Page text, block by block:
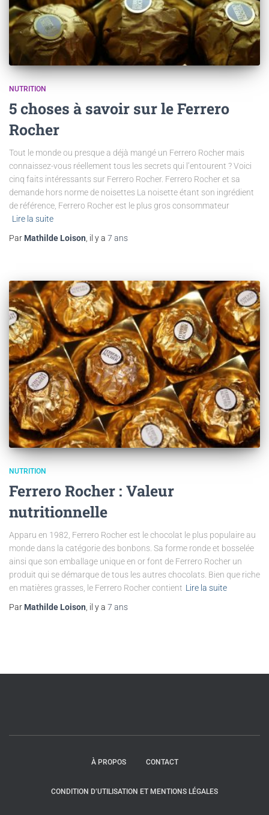
NUTRITION
5 choses à savoir sur le Ferrero
Rocher
Tout le monde ou presque a déjà mangé un Ferrero Rocher mais
connaissez-vous réellement tous les secrets qui l’entourent ? Voici
cinq faits intéressants sur Ferrero Rocher. Ferrero Rocher et sa
demande hors norme de noisettes La noisette étant son ingrédient
de référence, Ferrero Rocher est le plus gros consommateur
Lire la suite
Par Mathilde Loison , il y a 7 ans
NUTRITION
Ferrero Rocher : Valeur
nutritionnelle
Apparu en 1982, Ferrero Rocher est le chocolat le plus populaire au
monde dans la catégorie des bonbons. Sa forme ronde et bosselée
ainsi que son emballage unique en or font de Ferrero Rocher un
produit qui se démarque de tous les autres chocolats. Bien que riche
en matières grasses, le Ferrero Rocher contient Lire la suite
Par Mathilde Loison, il y a 7 ans
À PROPOS CONTACT
CONDITION D’UTILISATION ET MENTIONS LÉGALES